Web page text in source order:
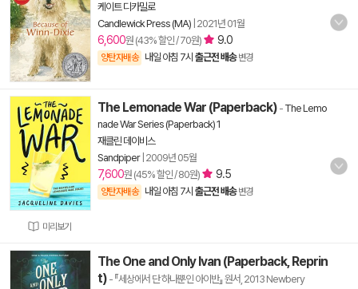
케이트 디카밀로
Candlewick Press (MA) 2021년 01월
6,600원 (43% 할인 / 70원) 9.0
양탄자배송 내일 아침 7시 출근전 배송 변경
미리보기
The Lemonade War (Paperback) - The Lemo
nade War Series (Paperback) 1
재클린 데이비스
Sandpiper| 2009년 05월
7,600원 (45% 할인 / 80원) 9.5
양탄자배송 내일 아침 7시 출근전 배송 변경
The One and Only Ivan (Paperback, Reprin
t) - 『세상에서 단 하나뿐인 아이반』 원서, 2013 Newbery